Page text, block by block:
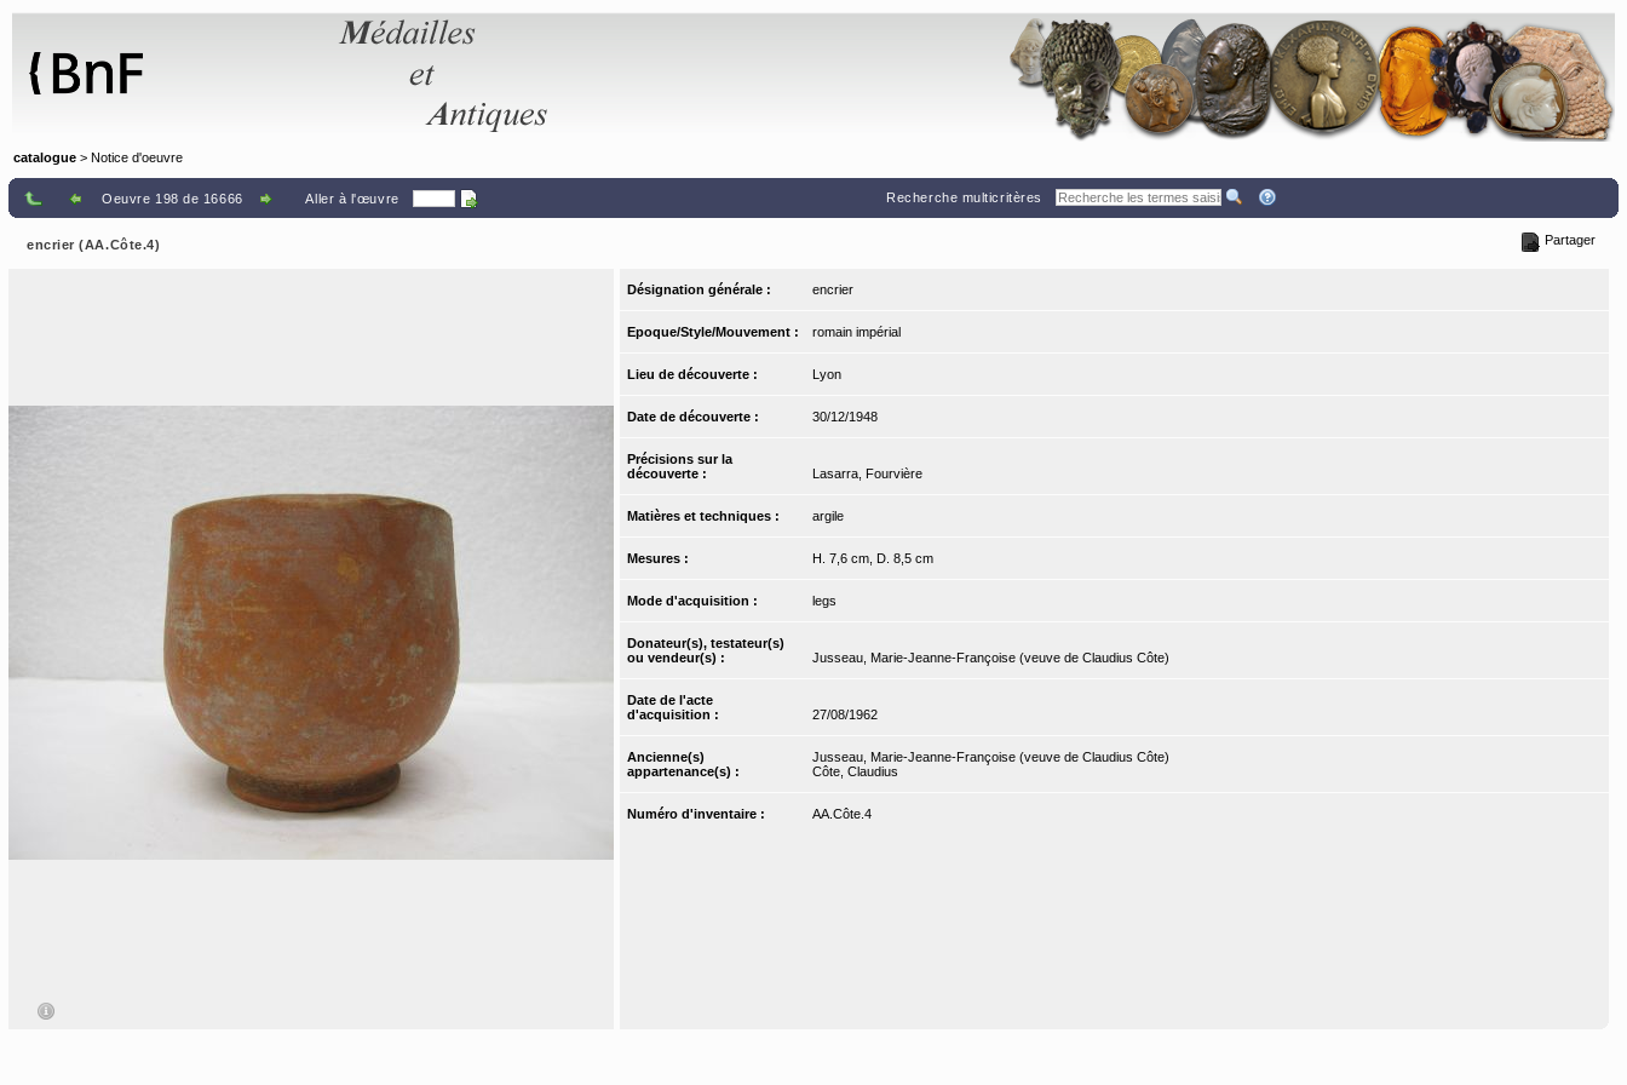
catalogue > Notice d'oeuvre
Oeuvre 198 de 16666 Aller à l'œuvre Recherche multicritères
encrier (AA.Côte.4) Partager
Désignation générale : encrier
Epoque/Style/Mouvement : romain impérial
Lieu de découverte : Lyon
Date de découverte : 30/12/1948
Précisions sur la
découverte :
Lasarra, Fourvière
Matières et techniques : argile
Mesures : H. 7,6 cm, D. 8,5 cm
Mode d'acquisition : legs
Donateur(s), testateur(s)
ou vendeur(s) :
Jusseau, Marie-Jeanne-Françoise (veuve de Claudius Côte)
Date de l'acte
d'acquisition :
27/08/1962
Ancienne(s)
appartenance(s) :
Jusseau, Marie-Jeanne-Françoise (veuve de Claudius Côte)
Côte, Claudius
Numéro d'inventaire : AA.Côte.4